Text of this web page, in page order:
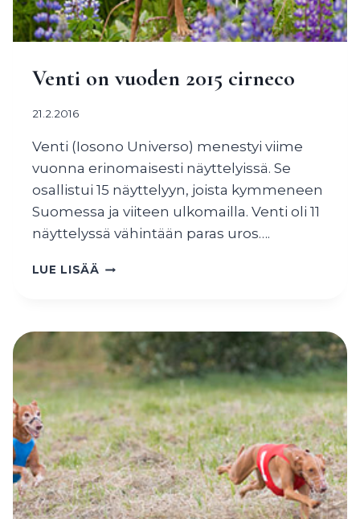
Venti on vuoden 2015 cirneco
21.2.2016
Venti (Iosono Universo) menestyi viime
vuonna erinomaisesti näyttelyissä. Se
osallistui 15 näyttelyyn, joista kymmeneen
Suomessa ja viiteen ulkomailla. Venti oli 11
näyttelyssä vähintään paras uros….
LUE LISÄÄ VENTI
CIRNECO